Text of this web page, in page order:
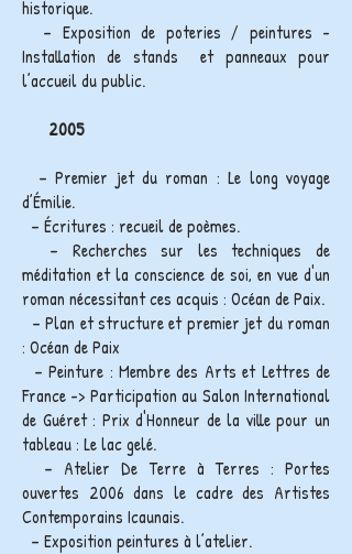
historique.
– Exposition de poteries / peintures -
Installation de stands et panneaux pour
l’accueil du public.
2005
– Premier jet du roman : Le long voyage
d’Émilie.
– Écritures : recueil de poèmes.
– Recherches sur les techniques de
méditation et la conscience de soi, en vue d'un
roman nécessitant ces acquis : Océan de Paix.
– Plan et structure et premier jet du roman
: Océan de Paix
– Peinture : Membre des Arts et Lettres de
France -> Participation au Salon International
de Guéret : Prix d'Honneur de la ville pour un
tableau : Le lac gelé.
– Atelier De Terre à Terres : Portes
ouvertes 2006 dans le cadre des Artistes
Contemporains Icaunais.
– Exposition peintures à l’atelier.